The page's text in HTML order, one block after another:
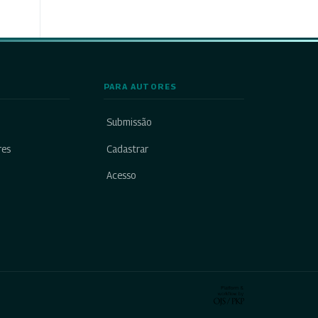
PARA AUTORES
Submissão
Cadastrar
Acesso